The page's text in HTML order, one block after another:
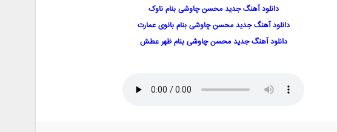
دانلود آهنگ جدید محسن چاوشی بنام ناوک
دانلود آهنگ جدید محسن چاوشی بنام بانوی عمارت
دانلود آهنگ جدید محسن چاوشی بنام ظهر عطش